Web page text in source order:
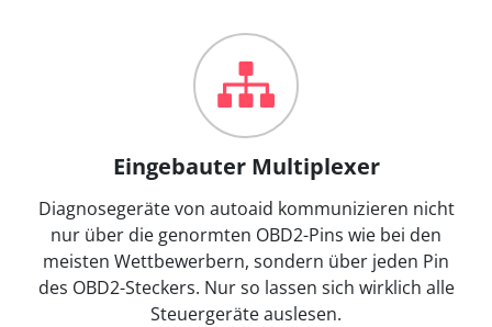
Eingebauter Multiplexer
Diagnosegeräte von autoaid kommunizieren nicht
nur über die genormten OBD2-Pins wie bei den
meisten Wettbewerbern, sondern über jeden Pin
des OBD2-Steckers. Nur so lassen sich wirklich alle
Steuergeräte auslesen.